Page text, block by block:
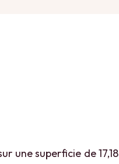
une superficie de 17,18